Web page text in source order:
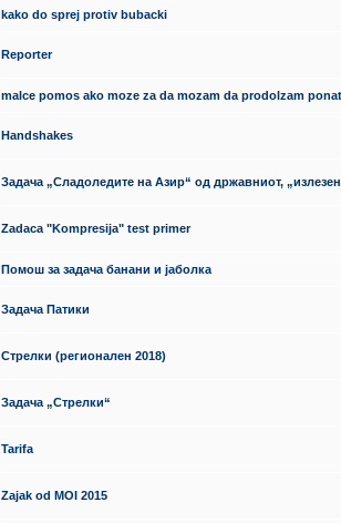
kako do sprej protiv bubacki
Reporter
malce pomos ako moze za da mozam da prodolzam
Handshakes
Задача „Сладоледите на Азир“ од државниот,
Zadaca "Kompresija" test primer
Помош за задача банани и јаболка
Задача Патики
Стрелки (регионален 2018)
Задача „Стрелки“
Tarifa
Zajak od MOI 2015